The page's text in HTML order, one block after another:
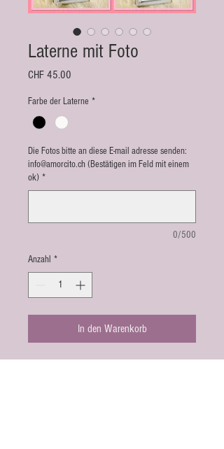
Laterne mit Foto
CHF 45.00
Farbe der Laterne *
Die Fotos bitte an diese E-mail adresse senden:
info@amorcito.ch (Bestätigen im Feld mit einem
ok) *
0/500
Anzahl *
In den Warenkorb